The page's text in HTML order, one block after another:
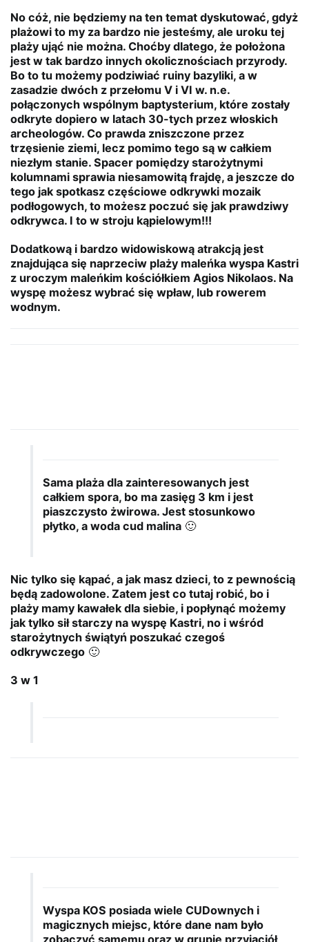
No cóż, nie będziemy na ten temat dyskutować, gdyż
plażowi to my za bardzo nie jesteśmy, ale uroku tej
plaży ująć nie można. Choćby dlatego, że położona
jest w tak bardzo innych okolicznościach przyrody.
Bo to tu możemy podziwiać ruiny bazyliki, a w
zasadzie dwóch z przełomu V i VI w. n.e.
połączonych wspólnym baptysterium, które zostały
odkryte dopiero w latach 30-tych przez włoskich
archeologów. Co prawda zniszczone przez
trzęsienie ziemi, lecz pomimo tego są w całkiem
niezłym stanie. Spacer pomiędzy starożytnymi
kolumnami sprawia niesamowitą frajdę, a jeszcze do
tego jak spotkasz częściowe odkrywki mozaik
podłogowych, to możesz poczuć się jak prawdziwy
odkrywca. I to w stroju kąpielowym!!!
Dodatkową i bardzo widowiskową atrakcją jest
znajdująca się naprzeciw plaży maleńka wyspa Kastri
z uroczym maleńkim kościółkiem Agios Nikolaos. Na
wyspę możesz wybrać się wpław, lub rowerem
wodnym.
Sama plaża dla zainteresowanych jest
całkiem spora, bo ma zasięg 3 km i jest
piaszczysto żwirowa. Jest stosunkowo
płytko, a woda cud malina 🙂
Nic tylko się kąpać, a jak masz dzieci, to z pewnością
będą zadowolone. Zatem jest co tutaj robić, bo i
plaży mamy kawałek dla siebie, i popłynąć możemy
jak tylko sił starczy na wyspę Kastri, no i wśród
starożytnych świątyń poszukać czegoś
odkrywczego 🙂
3 w 1
Wyspa KOS posiada wiele CUDownych i
magicznych miejsc, które dane nam było
zobaczyć samemu oraz w grupie przyjaciół